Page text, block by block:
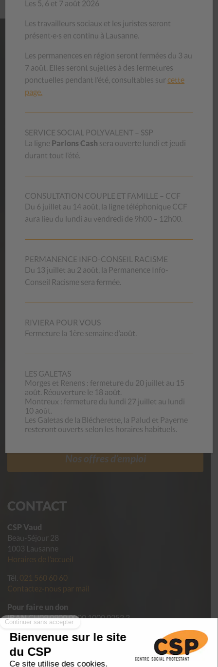
NOSMAGASINS
Habits, livres, bibelots, meubles, vaisselle… venez découvrir
les trésors que recèlent nos magasins d’occasion ! Le stock
se renouvelle chaque jour.
en difficulté et vous donnez une deuxième vie aux objets,
Découvrez nos magasins
AIDEMÉMOIRES
l’expérience professionnelle de ses collaborateurs et de ses
besoin de renseignements sur les sujets proposés.
Nos aide-mémoires
OFFRESD’EMPLOI
Vous souhaitez mettre vos compétences professionnelles
et votre motivation au service de la mission exigeante qui
est la nôtre ? Nous offrons des conditions d’engagement et
de travail attrayantes et compétitives.
Vous pouvez aussi vous annoncer pour faire du bénévolat
(magasins d’occasion).
Nos offres d’emploi
CONTACT
CSP Vaud
Beau-Séjour 28
1003 Lausanne
Horaires de l’accueil
Tél. 021 560 60 60
Contactez-nous par mail
Pour faire un don
IBANCH09 0900 0000 1000 0252 2
Politique de confidentialité des données du CSP Vaud
Les 5, 6 et 7 août 2026
Les travailleurs sociaux et les juristes seront
présent·e·s en continu à Lausanne.
Les permanences en région seront fermées du 3 au
7 août. Elles seront sujettes à des fermetures
ponctuelles pendant l’été, consultables surcette
page.
SERVICE SOCIAL POLYVALENT – SSP
La ligne Parlons Cash sera ouverte lundi et jeudi
durant tout l’été.
CONSULTATION COUPLE ET FAMILLE – CCF
Du 6 juillet au 14 août, la ligne téléphonique CCF
aura lieu du lundi au vendredi de 9h00 – 12h00.
PERMANENCE INFO-CONSEIL RACISME
Du 13 juillet au 2 août, la Permanence Info-
Conseil Racisme sera fermée.
RIVIERA POUR VOUS
Fermeture la 1ère semaine d’août.
LES GALETAS
Morges et Renens : fermeture du 20 juillet au 15
août. Réouverture le 18 août.
Montreux : fermeture du lundi 27 juillet au lundi
10 août.
Les Galetas de la Blécherette, la Palud et Payerne
resteront ouverts selon les horaires habituels.